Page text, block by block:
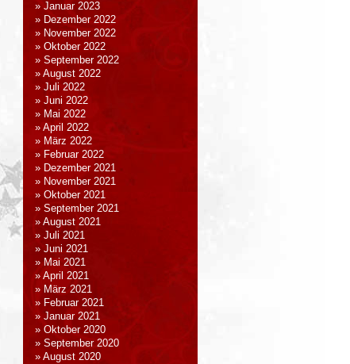
Januar 2023
Dezember 2022
November 2022
Oktober 2022
September 2022
August 2022
Juli 2022
Juni 2022
Mai 2022
April 2022
März 2022
Februar 2022
Dezember 2021
November 2021
Oktober 2021
September 2021
August 2021
Juli 2021
Juni 2021
Mai 2021
April 2021
März 2021
Februar 2021
Januar 2021
Oktober 2020
September 2020
August 2020